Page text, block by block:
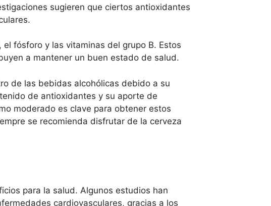
sugieren que ciertos antioxidantes
fósforo y las vitaminas del grupo B. Estos
a mantener un buen estado de salud.
de las bebidas alcohólicas debido a su
de antioxidantes y su aporte de
moderado es clave para obtener estos
se recomienda disfrutar de la cerveza
para la salud. Algunos estudios han
cardiovasculares, gracias a los